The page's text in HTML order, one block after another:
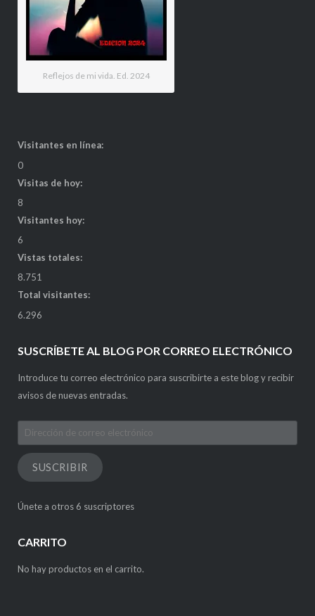
Reflejos de mi vida. Ed. 2024
Visitantes en línea:
0
Visitas de hoy:
8
Visitantes hoy:
6
Vistas totales:
8.751
Total visitantes:
6.296
SUSCRÍBETE AL BLOG POR CORREO ELECTRÓNICO
Introduce tu correo electrónico para suscribirte a este blog y recibir
avisos de nuevas entradas.
Dirección
de
correo
electrónico
SUSCRIBIR
Únete a otros 6 suscriptores
CARRITO
No hay productos en el carrito.